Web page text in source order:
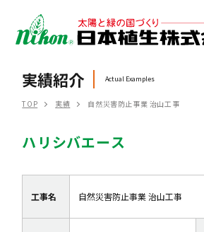
MENU
実績紹介 Actual Examples
TOP 実績 自然災害防止事業 治山工事
ハリシバエース
工事名 自然災害防止事業 治山工事